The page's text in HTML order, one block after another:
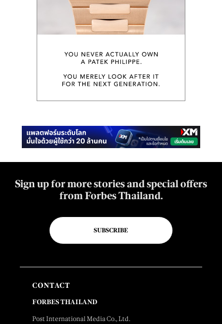
Sign up for more stories and special offers
from Forbes Thailand.
SUBSCRIBE
CONTACT
FORBES THAILAND
Post International Media Co., Ltd.